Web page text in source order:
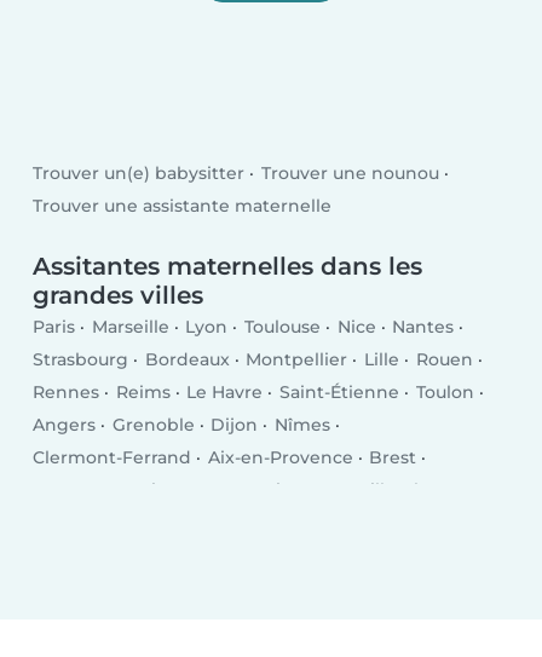
Trouver un(e) babysitter
Trouver une nounou
Trouver une assistante maternelle
Assitantes maternelles dans les
grandes villes
Paris Marseille Lyon Toulouse Nice
Nantes
Strasbourg
Bordeaux Montpellier Lille
Rouen
Rennes
Reims Le Havre Saint-Étienne
Toulon
Angers
Grenoble Dijon
Nîmes
Clermont-Ferrand
Aix-en-Provence
Brest
Amiens Limoges
Villeurbanne